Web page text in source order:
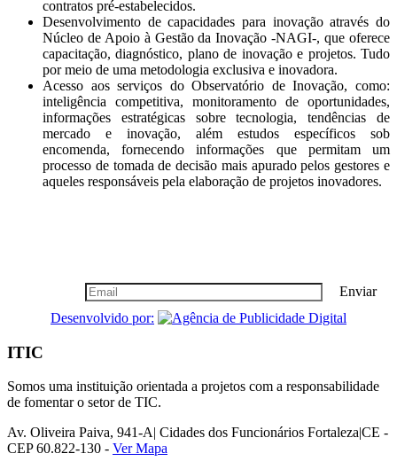
contratos pré-estabelecidos.
Desenvolvimento de capacidades para inovação através do
Núcleo de Apoio à Gestão da Inovação -NAGI-, que oferece
capacitação, diagnóstico, plano de inovação e projetos. Tudo
por meio de uma metodologia exclusiva e inovadora.
Acesso aos serviços do Observatório de Inovação, como:
inteligência competitiva, monitoramento de oportunidades,
informações estratégicas sobre tecnologia, tendências de
mercado e inovação, além estudos específicos sob
encomenda, fornecendo informações que permitam um
processo de tomada de decisão mais apurado pelos gestores e
aqueles responsáveis pela elaboração de projetos inovadores.
Enviar
Desenvolvido por:
ITIC
Somos uma instituição orientada a projetos com a responsabilidade
de fomentar o setor de TIC.
Av. Oliveira Paiva, 941-A| Cidades dos Funcionários Fortaleza|CE -
CEP 60.822-130 - Ver Mapa